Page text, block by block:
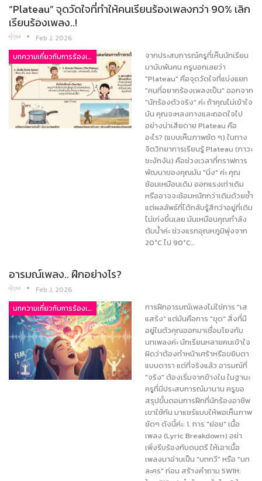
“Plateau” จุดวัดใจที่ทำให้คนเรียนร้องเพลงกว่า 90% เลิก
เรียนร้องเพลง..!
ผู้ดูแล
Feb J, 2026
บทความเกี่ยวกับการร้องเพลง
จากประสบการณ์ครูที่เห็นนักเรียน
มานับพันคน ครูบอกเลยว่า
"Plateau" คือจุดวัดใจที่แบ่งแยก
"คนที่อยากร้องเพลงเป็น" ออกจาก
"นักร้องตัวจริง" ค่ะ ถ้าคุณไม่เข้าใจ
มัน คุณจะหลงทางและถอดใจไป
อย่างน่าเสียดาย Plateau คือ
อะไร? (แบบเห็นภาพชัด ๆ) ในทาง
จิตวิทยาการเรียนรู้ Plateau (ภาวะ
ชะงักงัน) คือช่วงเวลาที่กราฟการ
พัฒนาของคุณมัน "นิ่ง" ค่ะ คุณ
ซ้อมเหมือนเดิม ออกแรงเท่าเดิม
หรืออาจจะซ้อมหนักกว่าเดิมด้วยซ้ำ
แต่ผลลัพธ์ที่ได้กลับรู้สึกว่าอยู่ที่เดิม
ไม่เก่งขึ้นเลย มันเหมือนคุณกำลัง
ต้มน้ำค่ะ ช่วงแรกอุณหภูมิพุ่งจาก
20°C ไป 90°C…
อารมณ์เพลง.. ฝึกอย่างไร?
ผู้ดูแล
Feb J, 2026
บทความเกี่ยวกับการร้องเพลง
การฝึกอารมณ์เพลงไม่ใช่การ "เส
แสร้ง" แต่มันคือการ "ขุด" สิ่งที่มี
อยู่ในตัวคุณออกมาเชื่อมโยงกับ
บทเพลงค่ะ นักเรียนหลายคนเข้าใจ
ผิดว่าต้องทำหน้าเศร้าหรือขยิบตา
แบบดารา แต่ที่จริงแล้ว อารมณ์ที่
"จริง" ต้องเริ่มจากข้างใน ในฐานะ
ครูที่มีประสบการณ์มานาน ครูขอ
สรุปขั้นตอนการฝึกที่นักร้องอาชีพ
เขาใช้กัน มาแชร์แบบให้พอเห็นภาพ
ชัดๆ ดังนี้ค่ะ: 1. การ "ย่อย" เนื้อ
เพลง (Lyric Breakdown) อย่า
เพิ่งรีบร้องกับดนตรี ให้เอาเนื้อ
เพลงมาอ่านเป็น "บทกวี" หรือ "บท
ละคร" ก่อน สร้างคำถาม 5W1H: